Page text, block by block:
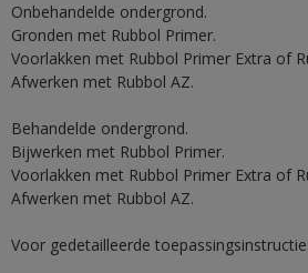
Onbehandelde ondergrond.
Gronden met Rubbol Primer.
Voorlakken met Rubbol Primer Extra of
Afwerken met Rubbol AZ.
Behandelde ondergrond.
Bijwerken met Rubbol Primer.
Voorlakken met Rubbol Primer Extra of
Afwerken met Rubbol AZ.
Voor gedetailleerde